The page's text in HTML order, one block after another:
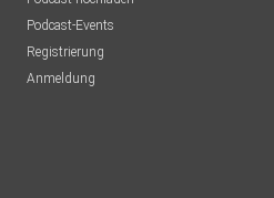
Podcast-Events
Registrierung
Anmeldung